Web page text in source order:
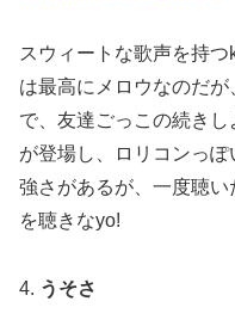
スウィートな歌声を持
は最高にメロウなのだ
で、友達ごっこの続き
が登場し、ロリコンっ
強さがあるが、一度聴
を聴きなyo!
4. うそさ